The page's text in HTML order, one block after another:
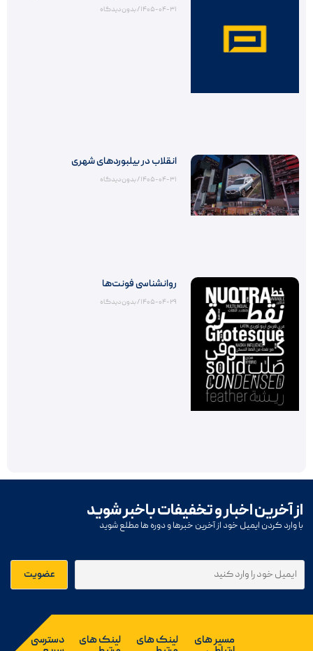
۱۴۰۵-۰۴-۳۱ بدون دیدگاه
انقلاب در بیلبوردهای شهری
۱۴۰۵-۰۴-۳۱ بدون دیدگاه
روانشناسی فونت‌ها
۱۴۰۵-۰۴-۲۹ بدون دیدگاه
از آخرین اخبار و تخفیفات باخبر شوید
با وارد کردن ایمیل خود از آخرین خبرها و دوره ها مطلع شوید
مسیر های لینک های لینک های دسترسی